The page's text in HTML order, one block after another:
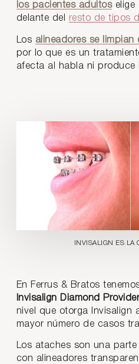
los pacientes adultoselige
delante del resto de tipos
Los alineadores se
por lo que es un
afecta al habla ni produce
INVISALIGN ES LA
En Ferrus & Bratos
Invisalign Diamond
nivel que otorga Invisalign
mayor número de casos
Los ataches son una
con alineadores